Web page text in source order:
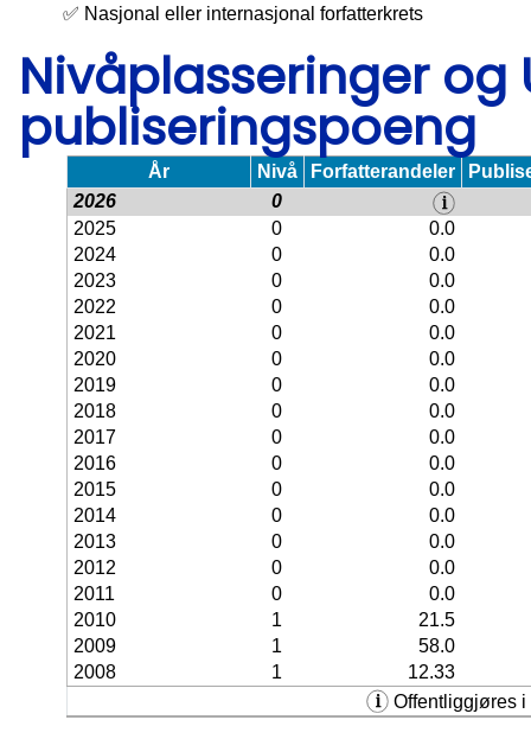
✅ Nasjonal eller internasjonal forfatterkrets
Nivåplasseringer og
publiseringspoeng
År Nivå Forfatterandeler
2026
0
2025
0
0.0
2024
0
0.0
2023
0
0.0
2022
0
0.0
2021
0
0.0
2020
0
0.0
2019
0
0.0
2018
0
0.0
2017
0
0.0
2016
0
0.0
2015
0
0.0
2014
0
0.0
2013
0
0.0
2012
0
0.0
2011
0
0.0
2010
1
21.5
2009
1
58.0
2008
1
12.33
Offentliggjøres i